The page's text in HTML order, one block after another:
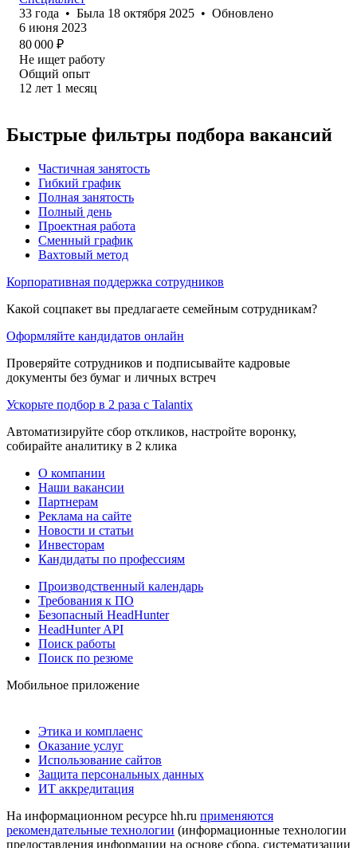
33 года • Была 18 октября 2025 • Обновлено
6 июня 2023
80 000 ₽
Не ищет работу
Общий опыт
12 лет 1 месяц
Быстрые фильтры подбора вакансий
Частичная занятость
Гибкий график
Полная занятость
Полный день
Проектная работа
Сменный график
Вахтовый метод
Корпоративная поддержка сотрудников
Какой соцпакет вы предлагаете семейным сотрудникам?
Оформляйте кандидатов онлайн
Проверяйте сотрудников и подписывайте кадровые
документы без бумаг и личных встреч
Ускорьте подбор в 2 раза с Talantix
Автоматизируйте сбор откликов, настройте воронку,
собирайте аналитику в 2 клика
О компании
Наши вакансии
Партнерам
Реклама на сайте
Новости и статьи
Инвесторам
Кандидаты по профессиям
Производственный календарь
Требования к ПО
Безопасный HeadHunter
HeadHunter API
Поиск работы
Поиск по резюме
Мобильное приложение
Этика и комплаенс
Оказание услуг
Использование сайтов
Защита персональных данных
ИТ аккредитация
На информационном ресурсе hh.ru применяются
рекомендательные технологии (информационные технологии
предоставления информации на основе сбора, систематизации